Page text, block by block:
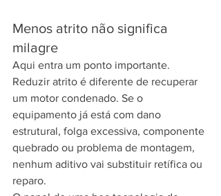
Menos atrito não significa
milagre
Aqui entra um ponto importante.
Reduzir atrito é diferente de recuperar
um motor condenado. Se o
equipamento já está com dano
estrutural, folga excessiva, componente
quebrado ou problema de montagem,
nenhum aditivo vai substituir retífica ou
reparo.